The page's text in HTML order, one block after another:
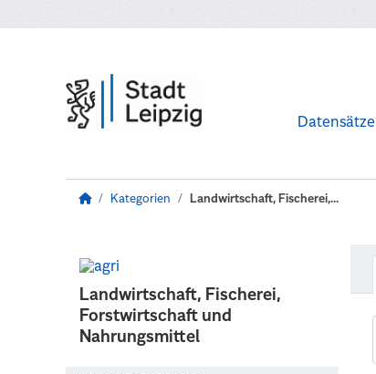
Datensätze
Kategorien Landwirtschaft, Fischerei,...
Landwirtschaft, Fischerei,
Forstwirtschaft und
Nahrungsmittel